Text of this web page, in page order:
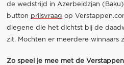
de wedstrijd in Azerbeidzjan
button prijsvraag op
diegene die het dichtst bij de
zit. Mochten er meerdere winnaars
Zo speel je mee met de